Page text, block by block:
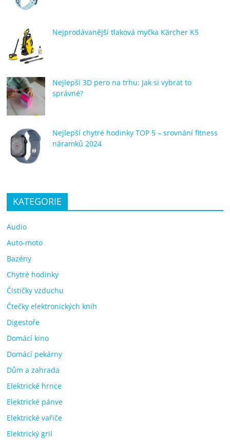
Nejprodávanější tlaková myčka Kärcher K5
Nejlepší 3D pero na trhu: Jak si vybrat to
správné?
Nejlepší chytré hodinky TOP 5 – srovnání fitness
náramků 2024
KATEGORIE
Audio
Auto-moto
Bazény
Chytré hodinky
Čističky vzduchu
Čtečky elektronických knih
Digestoře
Domácí kino
Domácí pekárny
Dům a zahrada
Elektrické hrnce
Elektrické pánve
Elektrické vařiče
Elektrický gril